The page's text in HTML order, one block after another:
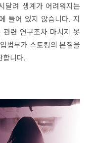
달려 생계가 어려워지는
들어 있지 않습니다. 지
련 연구조차 마치지 못
법부가 스토킹의 본질을
합니다.